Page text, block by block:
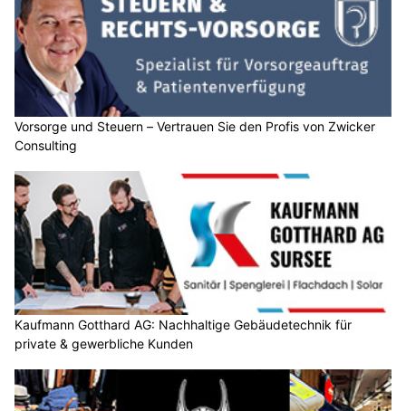
Vorsorge und Steuern – Vertrauen Sie den Profis von Zwicker
Consulting
Kaufmann Gotthard AG: Nachhaltige Gebäudetechnik für
private & gewerbliche Kunden